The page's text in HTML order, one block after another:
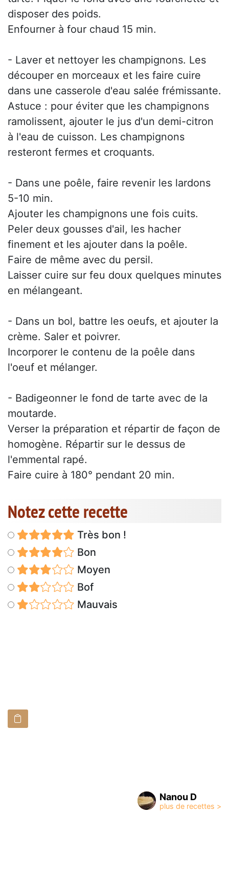
disposer des poids.
Enfourner à four chaud 15 min.
- Laver et nettoyer les champignons. Les
découper en morceaux et les faire cuire
dans une casserole d'eau salée frémissante.
Astuce : pour éviter que les champignons
ramolissent, ajouter le jus d'un demi-citron
à l'eau de cuisson. Les champignons
resteront fermes et croquants.
- Dans une poêle, faire revenir les lardons
5-10 min.
Ajouter les champignons une fois cuits.
Peler deux gousses d'ail, les hacher
finement et les ajouter dans la poêle.
Faire de même avec du persil.
Laisser cuire sur feu doux quelques minutes
en mélangeant.
- Dans un bol, battre les oeufs, et ajouter la
crème. Saler et poivrer.
Incorporer le contenu de la poêle dans
l'oeuf et mélanger.
- Badigeonner le fond de tarte avec de la
moutarde.
Verser la préparation et répartir de façon de
homogène. Répartir sur le dessus de
l'emmental rapé.
Faire cuire à 180° pendant 20 min.
Notez cette recette
Très bon !
Bon
Moyen
Bof
Mauvais
Nanou D